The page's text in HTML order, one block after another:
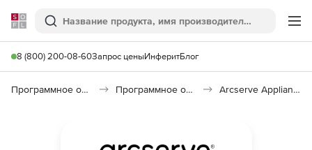
Softline
Поиск
8 (800) 200-08-60Запрос ценыИнферитБлог
Программное обеспечение для работы с файлами и дисками Программное обеспечение для резервного копирования Arcserve Appliances